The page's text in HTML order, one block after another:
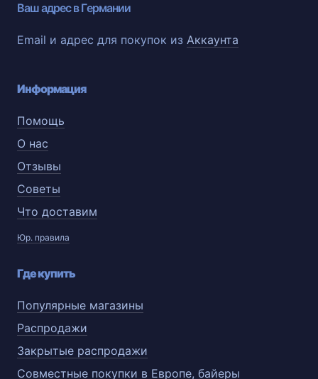
Ваш адрес в Германии
Email и адрес для покупок из Аккаунта
Информация
Помощь
О нас
Отзывы
Советы
Что доставим
Юр. правила
Где купить
Популярные магазины
Распродажи
Закрытые распродажи
Совместные покупки в Европе, байеры